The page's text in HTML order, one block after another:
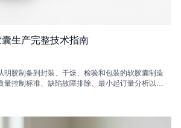
生产完整技术指南
明胶制备到封装、干燥、检验和包装的软胶囊制造
量控制标准、缺陷故障排除、最小起订量分析以及